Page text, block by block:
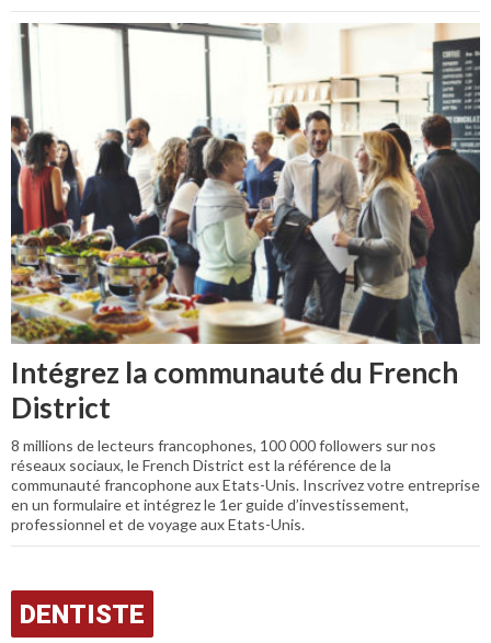
Intégrez la communauté du French
District
8 millions de lecteurs francophones, 100 000 followers sur nos
réseaux sociaux, le French District est la référence de la
communauté francophone aux Etats-Unis. Inscrivez votre entreprise
en un formulaire et intégrez le 1er guide d’investissement,
professionnel et de voyage aux Etats-Unis.
DENTISTE